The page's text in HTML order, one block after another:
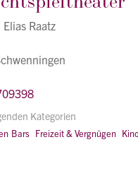
Raatz
Kategorien
Bars Freizeit & Vergnügen